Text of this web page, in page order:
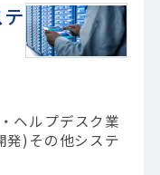
ヘルプデスク業
発)その他システ